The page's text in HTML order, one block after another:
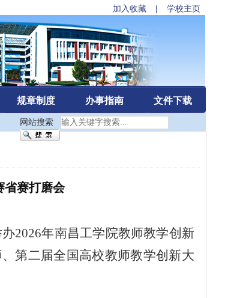
加入收藏 | 学校主页
规章制度 办事指南 文件下载
网站搜索
省赛打磨会
2026年南昌工学院教师教学创新
第二届全国高校教师教学创新大